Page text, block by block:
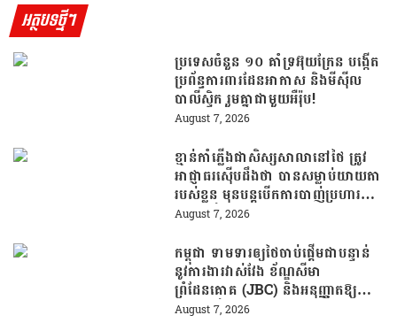
អត្ថបទថ្មីៗ
ប្រទេសចំនួន ១០ គាំទ្រអ៊ុយក្រែន បង្កើត
ប្រព័ន្ធការពារដែនអាកាស និងមីស៊ីល
បាលីស្ទិក រួមគ្នាជាមួយអឺរ៉ុប!
August 7, 2026
ខ្មាន់កាំភ្លើងជាសិស្សសាលានៅថៃ ត្រូវ
អាជ្ញាធរស៊ើបដឹងថា បានសម្លាប់យាយតា
របស់ខ្លួន មុនបន្តបើកការបាញ់ប្រហារនៅ
សាលារៀន
August 7, 2026
កម្ពុជា ទាមទារឲ្យថៃចាប់ផ្តើមជាបន្ទាន់
នូវការងារវាស់វែង ខ័ណ្ឌសីមា
ព្រំដែនគោគ (JBC) និងអនុញ្ញាតឱ្យ
ពលរដ្ឋភៀសសឹកវិលទៅលំនៅឋានវិញ
August 7, 2026